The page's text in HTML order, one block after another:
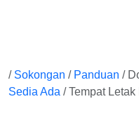
/ Sokongan / Panduan /
Sedia Ada / Tempat